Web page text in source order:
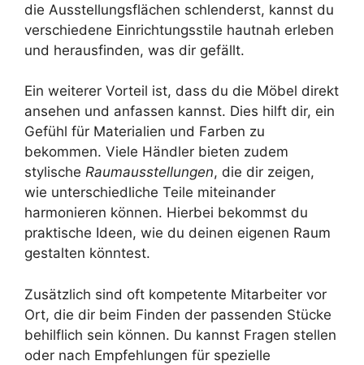
die Ausstellungsflächen schlenderst, kannst du
verschiedene Einrichtungsstile hautnah erleben
und herausfinden, was dir gefällt.
Ein weiterer Vorteil ist, dass du die Möbel direkt
ansehen und anfassen kannst. Dies hilft dir, ein
Gefühl für Materialien und Farben zu
bekommen. Viele Händler bieten zudem
stylische Raumausstellungen, die dir zeigen,
wie unterschiedliche Teile miteinander
harmonieren können. Hierbei bekommst du
praktische Ideen, wie du deinen eigenen Raum
gestalten könntest.
Zusätzlich sind oft kompetente Mitarbeiter vor
Ort, die dir beim Finden der passenden Stücke
behilflich sein können. Du kannst Fragen stellen
oder nach Empfehlungen für spezielle